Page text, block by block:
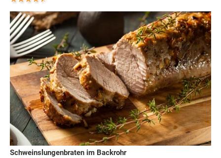
Schweinslungenbraten im Backrohr